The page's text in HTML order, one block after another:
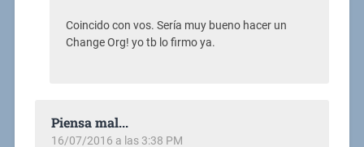
Coincido con vos. Sería muy bueno hacer un
Change Org! yo tb lo firmo ya.
Piensa mal...
16/07/2016 a las 3:38 PM